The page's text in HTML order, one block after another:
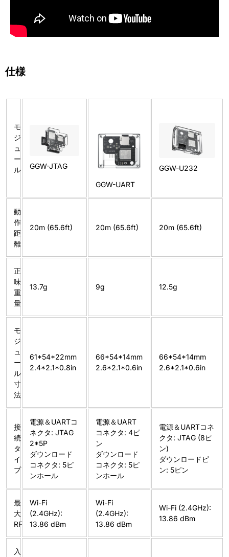
仕様
モ
ジ
ュ
ー
ル
GGW-JTAG
GGW-UART
GGW-U232
動
作
距
離
20m (65.6ft) 20m (65.6ft) 20m (65.6ft)
正
味
重
量
13.7g 9g 12.5g
モ
ジ
ュ
ー
ル
寸
法
61*54*22mm
2.4*2.1*0.8in
66*54*14mm
2.6*2.1*0.6in
66*54*14mm
2.6*2.1*0.6in
接
続
タ
イ
プ
電源＆UARTコ
ネクタ: JTAG
2*5P
ダウンロード
コネクタ: 5ピ
ンホール
電源＆UART
コネクタ: 4ピ
ン
ダウンロード
コネクタ: 5ピ
ンホール
電源＆UARTコネ
クタ: JTAG (8ピ
ン)
ダウンロードピ
ン: 5ピン
最
大
RF
Wi-Fi
(2.4GHz):
13.86 dBm
Wi-Fi
(2.4GHz):
13.86 dBm
Wi-Fi (2.4GHz):
13.86 dBm
入